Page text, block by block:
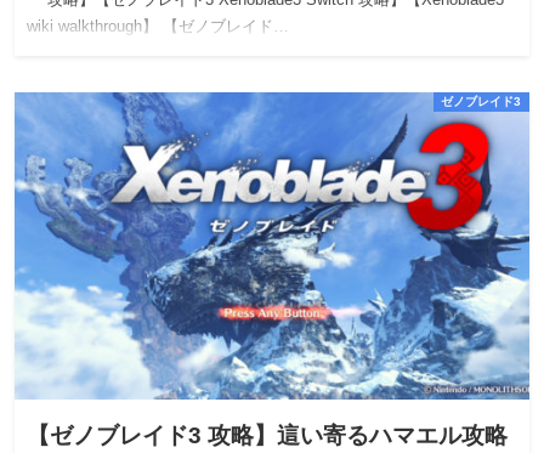
wiki walkthrough】 【ゼノブレイド…
ゼノブレイド3
【ゼノブレイド3 攻略】這い寄るハマエル攻略